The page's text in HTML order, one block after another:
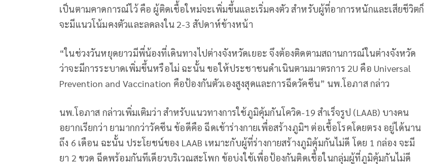
เป็นตามคาดการณ์ไว้ คือ ผู้ติดเชื้อใหม่จะเพิ่มขึ้นและเริ่มคงตัว สำหรับผู้ที่อาการหนักและเสียชีวิตก็
จะมีแนวโน้มคงตัวและลดลงใน 2-3 สัปดาห์ข้างหน้า
“ในช่วงวันหยุดยาวมีพี่น้องที่เดินทางไปต่างจังหวัดเยอะ จึงต้องติดตามสถานการณ์ในต่างจังหวัด
ว่าจะมีการระบาดเพิ่มขึ้นหรือไม่ ฉะนั้น ขอให้ประชาชนดำเนินตามมาตรการ 2U คือ Universal
Prevention and Vaccination คือป้องกันตัวเองสูงสุดและการฉีดวัคซีน” นพ.โอภาส กล่าว
นพ.โอภาส กล่าวเพิ่มเติม​ว่า สำหรับแนวทางการใช้ภูมิคุ้มกันโควิด-19 สำเร็จรูป (LAAB) บางคน
อยากเรียกว่า ยามากกว่าวัคซีน ข้อดีคือ ฉีดเข้าร่างกายเพื่อสร้างภูมิฯ ต่อเชื้อโรคโดยตรง อยู่ได้นาน
ถึง 6 เดือน ฉะนั้น ประโยชน์ของ LAAB เหมาะกับผู้ที่ร่างกายสร้างภูมิคุ้มกันไม่ดี โดย 1 กล่อง จะมี
ยา 2 ขวด ฉีดพร้อมกันทีเดียวบริเวณสะโพก ข้อบ่งใช้เพื่อป้องกันติดเชื้อในกลุ่มผู้ที่ภูมิคุ้มกันไม่ดี